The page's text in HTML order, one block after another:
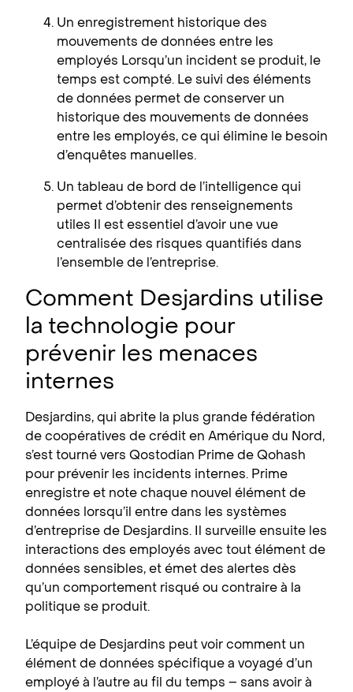
Un enregistrement historique des
mouvements de données entre les
employés Lorsqu’un incident se produit, le
temps est compté. Le suivi des éléments
de données permet de conserver un
historique des mouvements de données
entre les employés, ce qui élimine le besoin
d’enquêtes manuelles.
Un tableau de bord de l’intelligence qui
permet d’obtenir des renseignements
utiles Il est essentiel d’avoir une vue
centralisée des risques quantifiés dans
l’ensemble de l’entreprise.
Comment Desjardins utilise
la technologie pour
prévenir les menaces
internes
Desjardins, qui abrite la plus grande fédération
de coopératives de crédit en Amérique du Nord,
s’est tourné vers Qostodian Prime de Qohash
pour prévenir les incidents internes. Prime
enregistre et note chaque nouvel élément de
données lorsqu’il entre dans les systèmes
d’entreprise de Desjardins. Il surveille ensuite les
interactions des employés avec tout élément de
données sensibles, et émet des alertes dès
qu’un comportement risqué ou contraire à la
politique se produit.
L’équipe de Desjardins peut voir comment un
élément de données spécifique a voyagé d’un
employé à l’autre au fil du temps – sans avoir à